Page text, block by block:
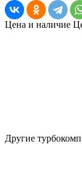
Цена и наличие
Другие